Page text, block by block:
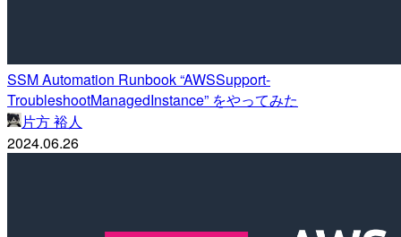
SSM Automation Runbook “AWSSupport-
TroubleshootManagedInstance” をやってみた
片方 裕人
2024.06.26